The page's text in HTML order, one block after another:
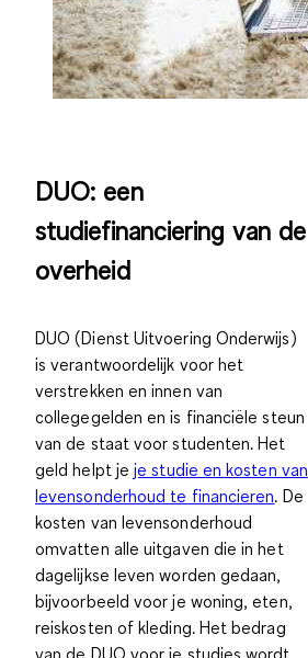
DUO: een
studiefinanciering van de
overheid
DUO (Dienst Uitvoering Onderwijs)
is verantwoordelijk voorhet
verstrekken en innen van
collegegelden en is financiële steun
van de staat voor studenten. Het
geld helpt jeje studie en kosten van
levensonderhoud te financieren. De
kosten van levensonderhoud
omvatten alle uitgaven die in het
dagelijkse leven worden gedaan,
bijvoorbeeld voor je woning, eten,
reiskosten of kleding. Het bedrag
van de DUO voor je studies wordt